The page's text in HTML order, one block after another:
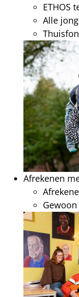
ETHOS
Alle
Afrekenen